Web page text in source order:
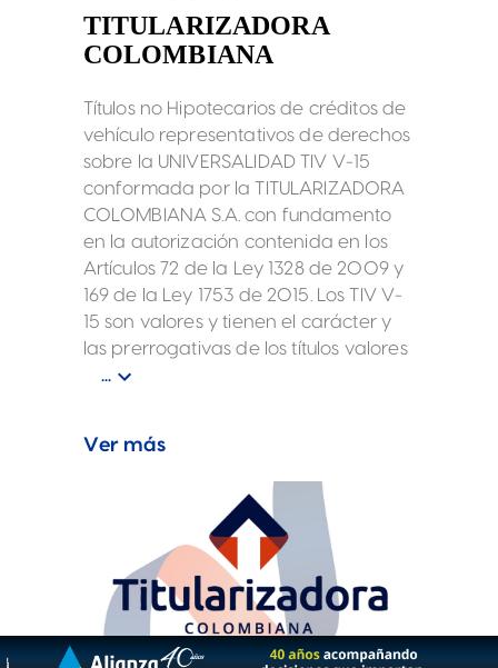
TITULARIZADORA
COLOMBIANA
Títulos no Hipotecarios de créditos de
vehículo representativos de derechos
sobre la UNIVERSALIDAD TIV V-15
conformada por la TITULARIZADORA
COLOMBIANA S.A. con fundamento
en la autorización contenida en los
Artículos 72 de la Ley 1328 de 2009 y
169 de la Ley 1753 de 2015. Los TIV V-
15 son valores y tienen el carácter y
las prerrogativas de los títulos valores
conforme lo establece el parágrafo
previstas en la Ley, en el Reglamento
TIV V-15, en el Prospecto de
Información TIV V-15 y en el
Macrotítulo TIV V-15.
...
Ver más